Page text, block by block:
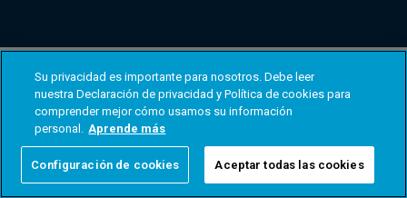
Su privacidad es importante para nosotros. Debe leer
nuestra Declaración de privacidad y Política de cookies para
comprender mejor cómo usamos su información
personal. Aprende más
Configuración de cookies Aceptar todas las cookies